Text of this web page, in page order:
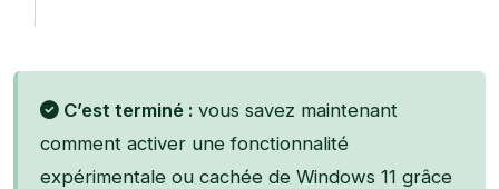
C’est terminé : vous savez maintenant
comment activer une fonctionnalité
expérimentale ou cachée de Windows 11 grâce